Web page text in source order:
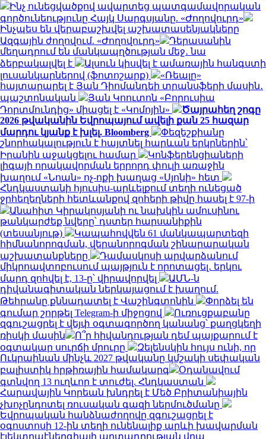
Ինչ ունեցվածքով ավարտեց պատգամավորական
գործունեությունը Հայկ Սարգսյանը. «Ժողովուրդ»
Ինչպես են վերաբաշխվել աշխատասենյակները
Ազգային ժողովում. «Ժողովուրդ»
Դերասանին
մեղադրում են մանկապղծության մեջ․ նա
ձերբակալվել է
Ալսուն կիսվել է ամառային հանգստի
լուսանկարներով (ֆոտոշարք)
«Ռեալը»
հայտարարել է Յան Դիոմանդեի տրանսֆերի մասին․
պաշտոնական
Յան Կոուտոն «Բորուսիա
Դորտմունդից» միացել է «Կոմոյին»
Ծայրահեղ շոգը
2026 թվականին Եվրոպայում ավելի քան 25 հազար
մարդու կյանք է խլել. Bloomberg
Փեզեշքիանը
շնորհակալություն է հայտնել հարևան երկրներին՝
Իրանին աջակցելու համար
Կոնֆերենցիաների
լիգայի որակավորման երրորդ փուլի առաջին
խաղում «Նոան» ոչ-ոքի խաղաց «Սյոնի» հետ
Հնդկաստանի հյուսիս-արևելքում տեղի ունեցած
ջրհեղեղների հետևանքով զոհերի թիվը հասել է 97-ի
Անահիտ Կիրակոսյանի ու նախկին ամուսինու
թանկարժեք նվերը՝ դստեր հարսանիքին
(տեսանյութ)
Կապահովվեն 61 մանկապարտեզի
հիմնանորոգման, վերանորոգման շինարարական
աշխատանքները
Դամասկոսի արվարձանում
միկրոավտոբուսում պայթյուն է որոտացել․ երկու
մարդ զոհվել է, 13-ը՝ վիրավորվել
ԱՄՆ-ն
դիվանագիտական ներկայացում է խաղում.
Թեհրանը քննադատել է Վաշինգտոնին
Փորձել են
գումար շորթել Telegram-ի միջոցով
Ուռուցքաբանը
զգուշացրել է վեյփ օգտագործող կանանց՝ քաղցկեղի
ռիսկի մասին
Ո՞ր հիվանդության դեմ պայքարում է
օգտակար սուրճի մրուրը
Զելենսկին հույս ունի, որ
Ուկրաինան մինչև 2027 թվականը կմշակի սեփական
բալիստիկ հրթիռային համակարգ
Օդանավում
գտնվող 13 ուղևոր է տուժել. Հնդկաստան
Հարավային Կորեան խնդրել է Մեծ Բրիտանիային
չխոչընդոտել ռուսական գազի ներմուծմանը
Եվրոպական հանձնաժողովը զգուշացրել է
օգոստոսի 12-ին տեղի ունենալիք արևի խավարման
էլեկտրաէներգիայի արտադրության վրա